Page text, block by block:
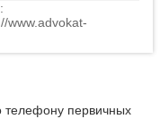
www.advokat-
первичных